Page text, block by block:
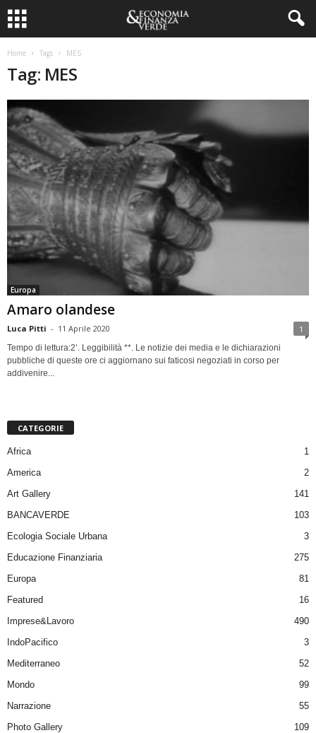
Home Tags MES
Tag: MES
Europa
Amaro olandese
Luca Pitti - 11 Aprile 2020 1
Tempo di lettura:2’. Leggibilità **. Le notizie dei media e le dichiarazioni
pubbliche di queste ore ci aggiornano sui faticosi negoziati in corso per
addivenire...
CATEGORIE
Africa
1
America
2
Art Gallery
141
BANCAVERDE
103
Ecologia Sociale Urbana
3
Educazione Finanziaria
275
Europa
81
Featured
16
Imprese&Lavoro
490
IndoPacifico
3
Mediterraneo
52
Mondo
99
Narrazione
55
Photo Gallery
109